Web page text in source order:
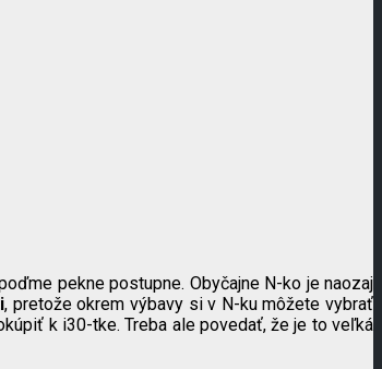
pekne postupne. Obyčajne N-ko je naozaj
, pretože okrem výbavy si v N-ku môžete vybrať
k i30-tke. Treba ale povedať, že je to veľká